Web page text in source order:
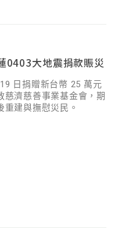
0403大地震捐款賑災
日捐贈新台幣 25 萬元
慈濟慈善事業基金會，期
重建與撫慰災民。